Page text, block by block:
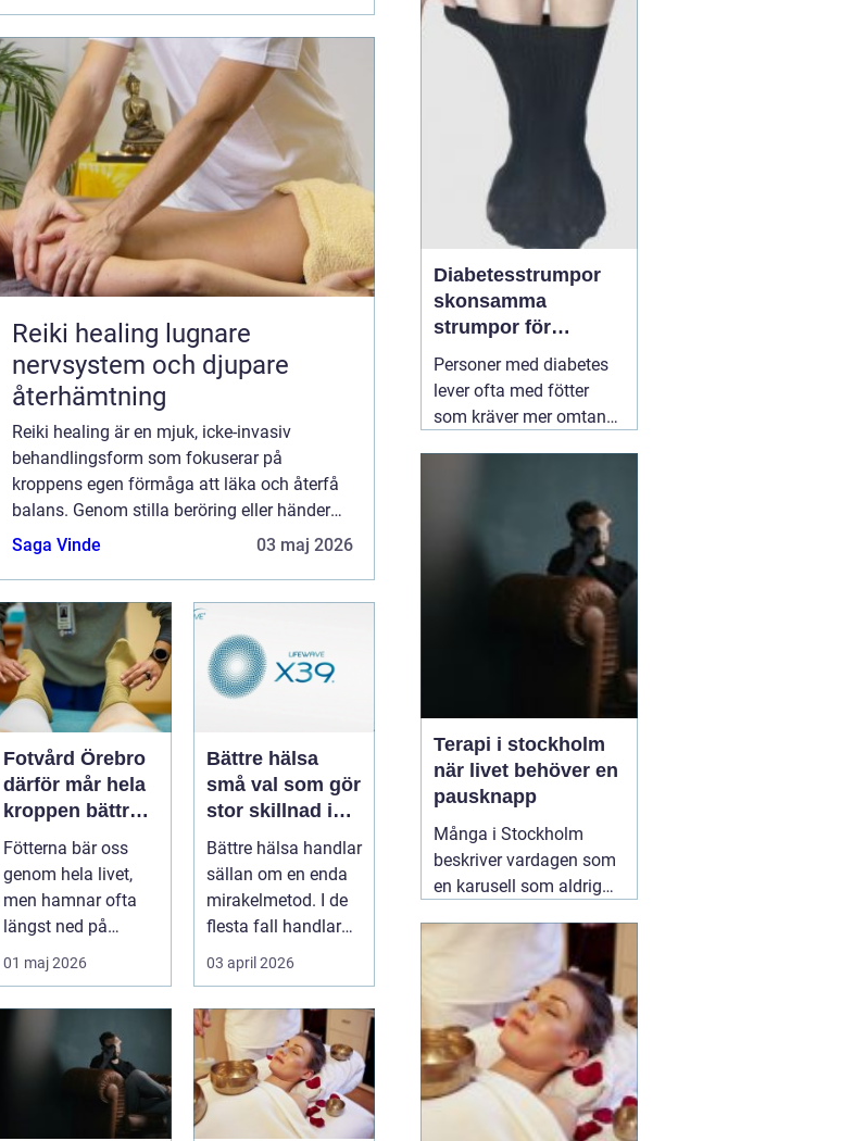
Reiki healing lugnare
nervsystem och djupare
återhämtning
Reiki healing är en mjuk, icke-invasiv
behandlingsform som fokuserar på
kroppens egen förmåga att läka och återfå
balans. Genom stilla beröring eller händer
strax ovanför kroppen skapas utrymme för
Saga Vinde 03 maj 2026
Fotvård Örebro
därför mår hela
kroppen bättre
av friska fötter
Fötterna bär oss
genom hela livet,
men hamnar ofta
längst ned på
prioriteringslistan.
Många söker hj...
01 maj 2026
Bättre hälsa
små val som gör
stor skillnad i
vardagen
Bättre hälsa handlar
sällan om en enda
mirakelmetod. I de
flesta fall handlar
det om många små,
medv...
03 april 2026
gått från att ses som lyx
till att bli en viktig del av
vardaglig hälsa.
Forskning visar att
regelbunde...
Diabetesstrumpor
skonsamma
strumpor för
känsliga fötter
Personer med diabetes
lever ofta med fötter
som kräver mer omtanke
långsammare läkning
gör att små skavsår kan
bli stora problem. Här
spelar rätt strumpor en
större roll än många tror.
Terapi i stockholm
när livet behöver en
pausknapp
Många i Stockholm
beskriver vardagen som
en karusell som aldrig
familj, pendling, sociala
kroppen signalerar att
något inte är i balans. I
den här miljön söker allt
fler02 mars 2026